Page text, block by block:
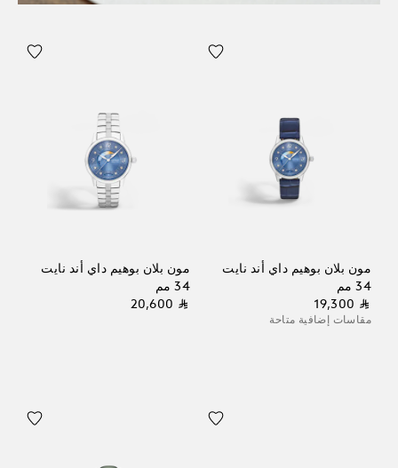
مون بلان بوهيم داي أند نايت
34 مم
⃁ 19,300
مقاسات إضافية متاحة
مون بلان بوهيم داي أند نايت
34 مم
⃁ 20,600